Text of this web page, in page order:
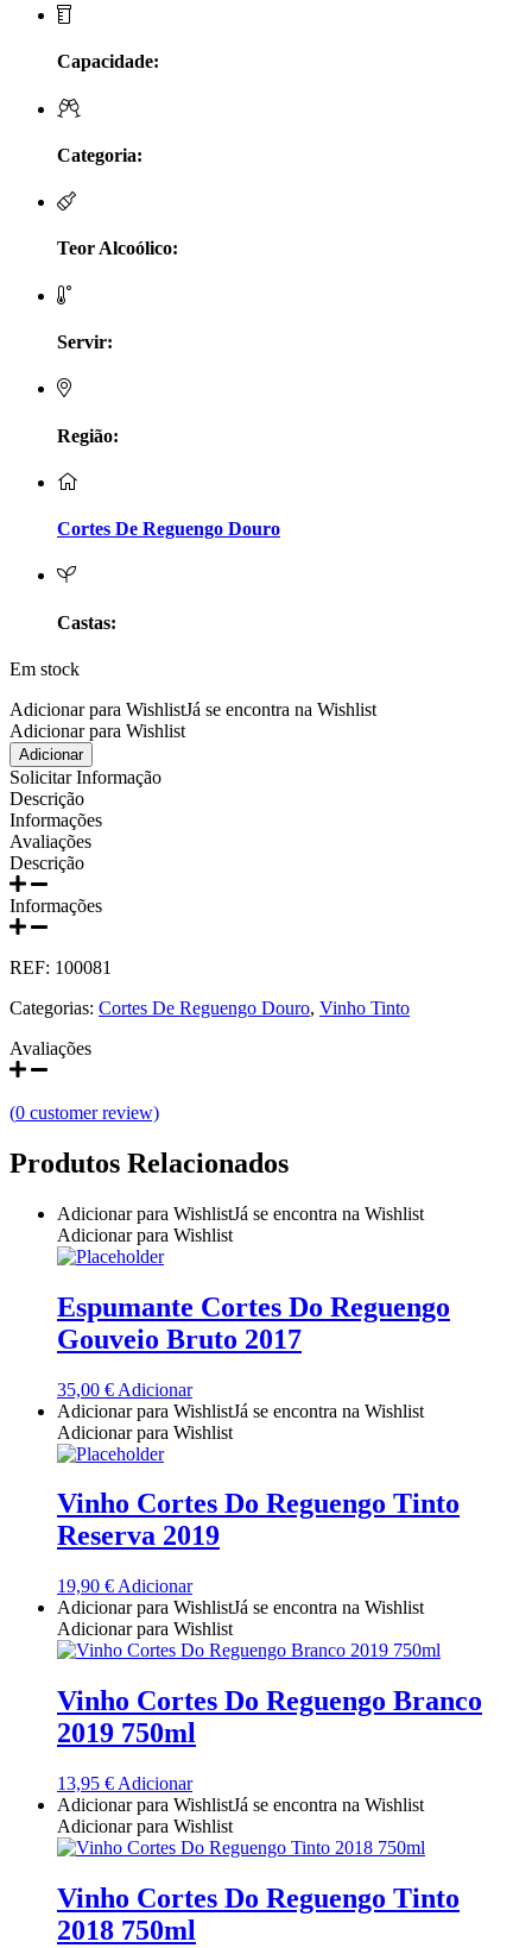
Marcio Em Campo - Tejo
Prats e Symington Family
Quinta da Curia - Bairrada
Quinta Do Paral Alentejo
Quinta do Pessegueiro - Douro
Quinta do Piloto
Quinta Do Regueiro - Região Vinhos Verdes
Quinta Do Rogel Algarve
Quinta do Sobreiró Trás-os -Montes
Quinta Do Ventozelo - Douro
Quinta Dos Termos - Beira Interior
Rego Wines Beira interior
Sem categoria
Só Vinha
Taboadella Dão
Capacidade:
Categoria:
Teor Alcoólico:
Servir:
Região:
Cortes De Reguengo Douro
Castas:
Em stock
Adicionar para WishlistJá se encontra na Wishlist
Adicionar para Wishlist
Quantidade
de
Vinho
Porto
Cortes
Do
reguengo
20
anos
750ml
Adicionar
Solicitar Informação
Descrição
Informações
Avaliações
Descrição
Informações
REF: 100081
Categorias: Cortes De Reguengo Douro, Vinho Tinto
Avaliações
(0 customer review)
Produtos Relacionados
Adicionar para WishlistJá se encontra na Wishlist
Adicionar para Wishlist
Espumante Cortes Do Reguengo
Gouveio Bruto 2017
35,00 € Adicionar
Adicionar para WishlistJá se encontra na Wishlist
Adicionar para Wishlist
Vinho Cortes Do Reguengo Tinto
Reserva 2019
19,90 € Adicionar
Adicionar para WishlistJá se encontra na Wishlist
Adicionar para Wishlist
Vinho Cortes Do Reguengo Branco
2019 750ml
13,95 € Adicionar
Adicionar para WishlistJá se encontra na Wishlist
Adicionar para Wishlist
Vinho Cortes Do Reguengo Tinto
2018 750ml